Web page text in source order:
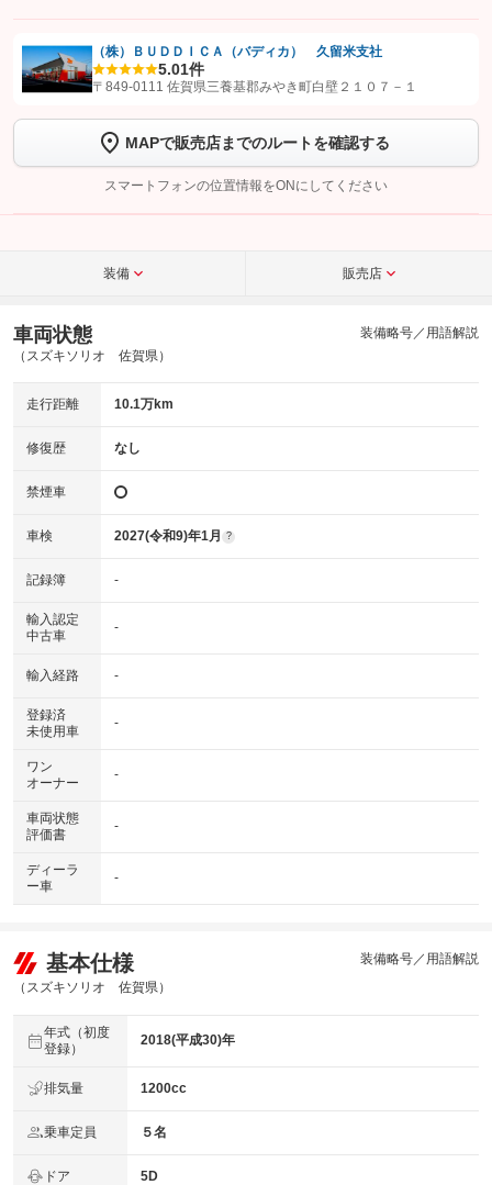
【STEP1】認証画面でグーネットを友だち追加してから「許可する」ボタンを押
トーク画面で
ボタンをタップして問い合わせを
完了してください。
こちら
（株）ＢＵＤＤＩＣＡ（バディカ） 久留米支社
5.01件
〒849-0111 佐賀県三養基郡みやき町白壁２１０７－１
MAPで販売店までのルートを確認する
スマートフォンの位置情報をONにしてください
装備 販売店
車両状態
（スズキソリオ 佐賀県）
装備略号／用語解説
走行距離 10.1万km
修復歴 なし
禁煙車
車検 2027(令和9)年1月 ?
記録簿 -
輸入認定
中古車
-
輸入経路 -
登録済
未使用車
-
ワン
オーナー
-
車両状態
評価書
-
ディーラ
ー車
-
基本仕様
（スズキソリオ 佐賀県）
装備略号／用語解説
年式（初度
登録）
2018(平成30)年
排気量 1200cc
乗車定員 ５名
ドア 5D